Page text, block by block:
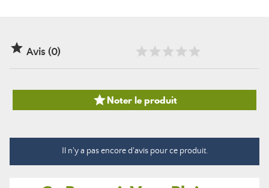
 Avis (0)
Noter le produit
Il n'y a pas encore d'avis pour ce produit.